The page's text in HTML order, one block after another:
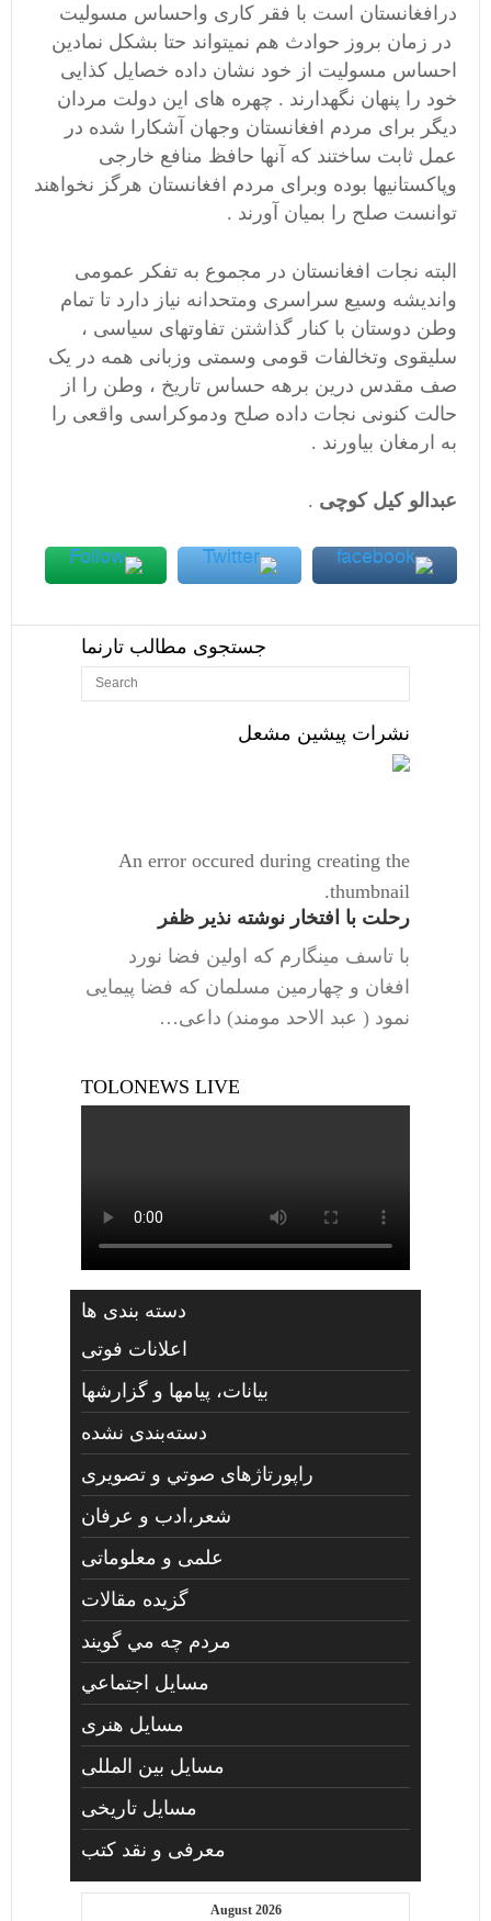
درافغانستان است با فقر کاری واحساس مسولیت
در زمان بروز حوادث هم نمیتواند حتا بشکل نمادین
احساس مسولیت از خود نشان داده خصایل کذایی
خود را پنهان نگهدارند . چهره های این دولت مردان
دیگر برای مردم افغانستان وجهان آشکارا شده در
عمل ثابت ساختند که آنها حافظ منافع خارجی
وپاکستانیها بوده وبرای مردم افغانستان هرگز نخواهند
توانست صلح را بمیان آورند .
البته نجات افغانستان در مجموع به تفکر عمومی
واندیشه وسیع سراسری ومتحدانه نیاز دارد تا تمام
وطن دوستان با کنار گذاشتن تفاوتهای سیاسی ،
سلیقوی وتخالفات قومی وسمتی وزبانی همه در یک
صف مقدس درین برهه حساس تاریخ ، وطن را از
حالت کنونی نجات داده صلح ودموکراسی واقعی را
به ارمغان بیاورند .
عبدالو کیل کوچی .
جستجوی مطالب تارنما
نشرات پیشین مشعل
An error occured during creating the
thumbnail.
رحلت با افتخار نوشته نذیر ظفر
با تاسف مینگارم که اولین فضا نورد
افغان و چهارمین مسلمان که فضا پیمایی
نمود ( عبد الاحد مومند) داعی…
TOLONEWS LIVE
دسته بندی ها
اعلانات فوتی
بیانات، پیامها و گزارشها
دسته‌بندی نشده
راپورتاژهای صوتي و تصويری
شعر،ادب و عرفان
علمی و معلوماتی
گزیده مقالات
مردم چه مي گويند
مسايل اجتماعي
مسايل هنری
مسایل بین المللی
مسایل تاریخی
معرفی و نقد کتب
August 2026